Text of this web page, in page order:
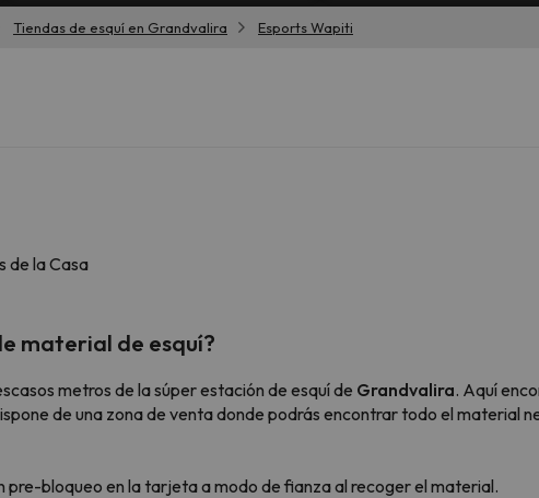
con tu búsqueda. Prueba a modificar el destino.
En cuanto encuentre su brújula vuelve.
Tiendas de esquí en Grandvalira Esports Wapiti
de la Casa
material de esquí?
metros de la súper estación de esquí de Grandvalira. Aquí
de una zona de venta donde podrás encontrar todo el material
pre-bloqueo en la tarjeta a modo de fianza al recoger el material.